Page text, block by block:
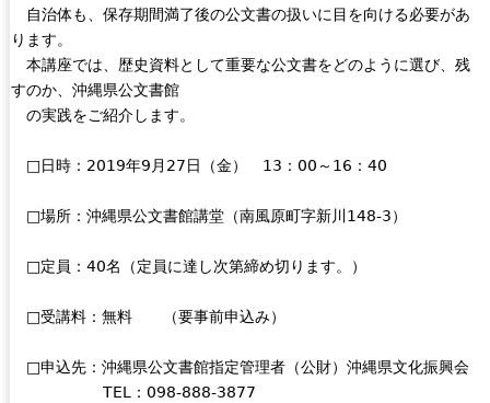
m
i
自治体も、保存期間満了後の公文書の扱いに目を向ける必要があ
ります。
本講座では、歴史資料として重要な公文書をどのように選び、残
すのか、沖縄県公文書館
の実践をご紹介します。
□日時：2019年9月27日（金） 13：00～16：40
□場所：沖縄県公文書館講堂（南風原町字新川148-3）
□定員：40名（定員に達し次第締め切ります。）
□受講料：無料 （要事前申込み）
□申込先：沖縄県公文書館指定管理者（公財）沖縄県文化振興会
TEL：098-888-3877